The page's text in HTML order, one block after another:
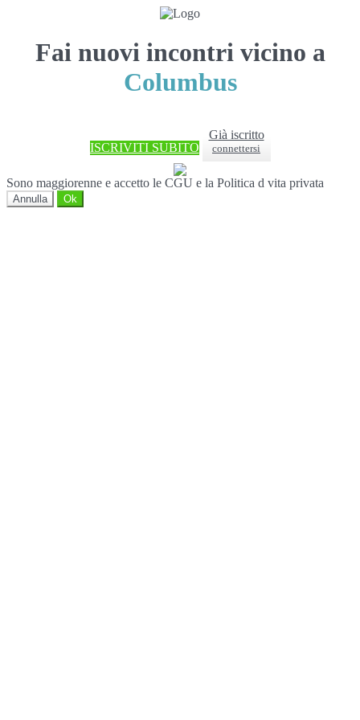
Fai nuovi incontri vicino a
Columbus
ISCRIVITI SUBITO
Già iscritto
connettersi
Sono maggiorenne e accetto le CGU e la Politica d vita privata
Annulla Ok